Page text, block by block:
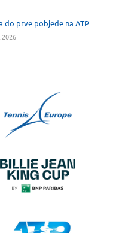
do prve pobjede na ATP